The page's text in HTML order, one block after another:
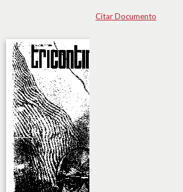
Citar Documento